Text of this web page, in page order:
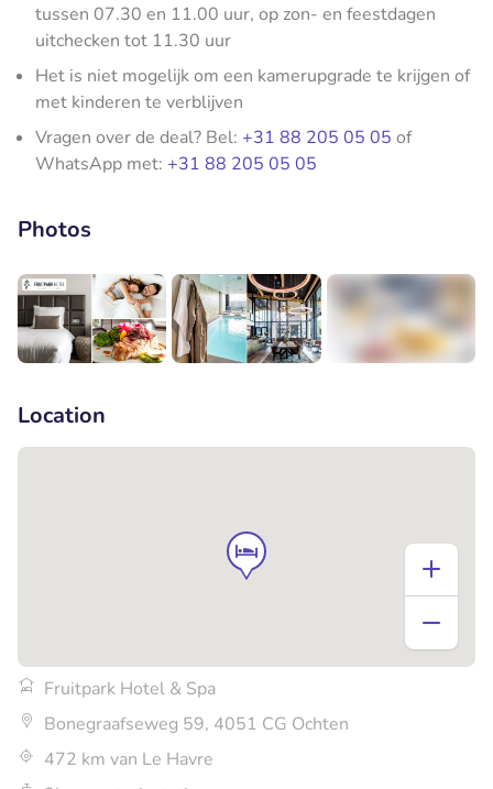
tussen 07.30 en 11.00 uur, op zon- en feestdagen
uitchecken tot 11.30 uur
Het is niet mogelijk om een kamerupgrade te krijgen of
met kinderen te verblijven
Vragen over de deal? Bel: +31 88 205 05 05 of
WhatsApp met: +31 88 205 05 05
Photos
Location
Fruitpark Hotel & Spa
Bonegraafseweg 59, 4051 CG Ochten
472 km van Le Havre